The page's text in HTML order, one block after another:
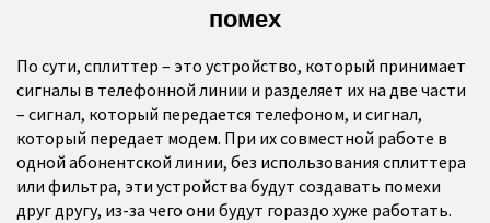
помех
По сути, сплиттер – это устройство, который принимает
сигналы в телефонной линии и разделяет их на две части
– сигнал, который передается телефоном, и сигнал,
который передает модем. При их совместной работе в
одной абонентской линии, без использования сплиттера
или фильтра, эти устройства будут создавать помехи
друг другу, из-за чего они будут гораздо хуже работать.